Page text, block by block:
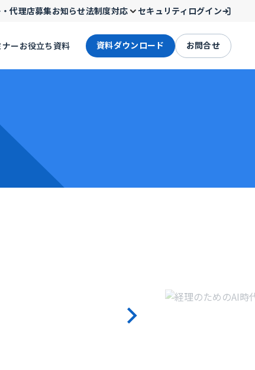
代理店募集お知らせ法制度対応 セキュリティ ログイン
ーお役立ち資料 資料ダウンロード お問合せ